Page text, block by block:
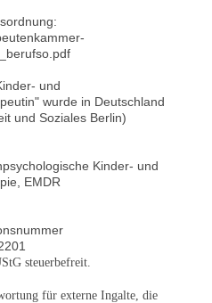
und
wurde in Deutschland
und Soziales Berlin)
Kinder- und
EMDR
steuerbefreit.
für externe Ingalte, die